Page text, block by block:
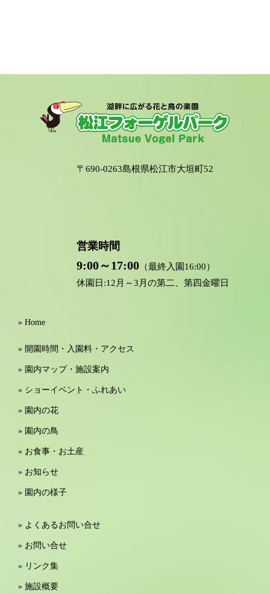
〒690-0263島根県松江市大垣町52
営業時間
9:00～17:00 （最終入園16:00）
休園日:12月～3月の第二、第四金曜日
» Home
» 開園時間・入園料・アクセス
» 園内マップ・施設案内
» ショーイベント・ふれあい
» 園内の花
» 園内の鳥
» お食事・お土産
» お知らせ
» 園内の様子
» よくあるお問い合せ
» お問い合せ
» リンク集
» 施設概要